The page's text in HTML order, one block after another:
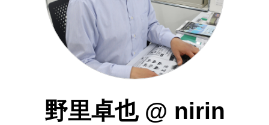
野里卓也 @ nirin